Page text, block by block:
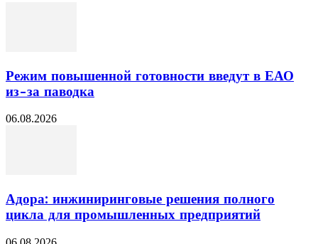
Режим повышенной готовности введут в ЕАО
из-за паводка
06.08.2026
Адора: инжиниринговые решения полного
цикла для промышленных предприятий